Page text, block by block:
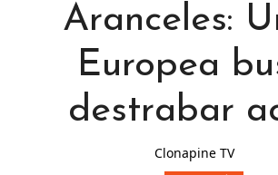
Aranceles:
Europea
destrabar
Clonapine TV